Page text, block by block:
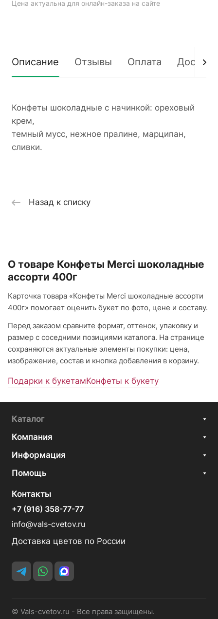
Цена актуальна для онлайн-заказа на сайте
Описание Отзывы Оплата
Конфеты шоколадные с начинкой: ореховый
крем,
темный мусс, нежное пралине, марципан,
сливки.
Назад к списку
О товаре Конфеты Merci шоколадные
ассорти 400г
Карточка товара «Конфеты Merci шоколадные ассорти
400г» помогает оценить букет по фото, цене и составу.
Перед заказом сравните формат, оттенок, упаковку и
размер с соседними позициями каталога. На странице
сохраняются актуальные элементы покупки: цена,
изображение, состав и кнопка добавления в корзину.
Подарки к букетамКонфеты к букету
Каталог
Компания
Информация
Помощь
Контакты
+7 (916) 358-77-77
info@vals-cvetov.ru
Доставка цветов по России
© Vals-cvetov.ru - Все права защищены.